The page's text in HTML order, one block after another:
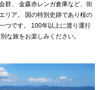
群、
金森赤レンガ倉庫など、街
リア。
国の特別史跡であり桜の
つです。
100年以上に渡り運行
な旅をお楽しみください。